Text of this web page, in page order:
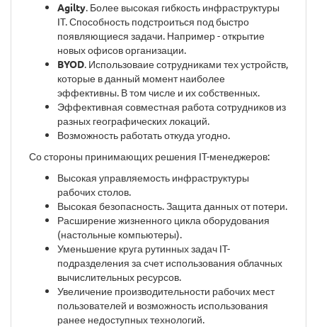
Agilty. Более высокая гибкость инфраструктуры
IT. Способность подстроиться под быстро
появляющиеся задачи. Например - открытие
новых офисов организации.
BYOD. Использоваие сотрудниками тех устройств,
которые в данный момент наиболее
эффективны. В том числе и их собственных.
Эффективная совместная работа сотрудников из
разных географических локаций.
Возможность работать откуда угодно.
Со стороны принимающих решения IT-менеджеров:
Высокая управляемость инфраструктуры
рабочих столов.
Высокая безопасность. Защита данных от потери.
Расширение жизненного цикла оборудования
(настольные компьютеры).
Уменьшение круга рутинных задач IT-
подразделения за счет использования облачных
вычислительных ресурсов.
Увеличение производительности рабочих мест
пользователей и возможность использования
ранее недоступных технологий.